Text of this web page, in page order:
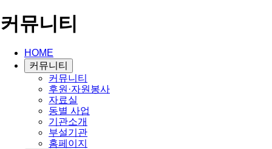
커뮤니티
HOME
커뮤니티
커뮤니티
후원·자원봉사
자료실
동별 사업
기관소개
부설기관
홈페이지